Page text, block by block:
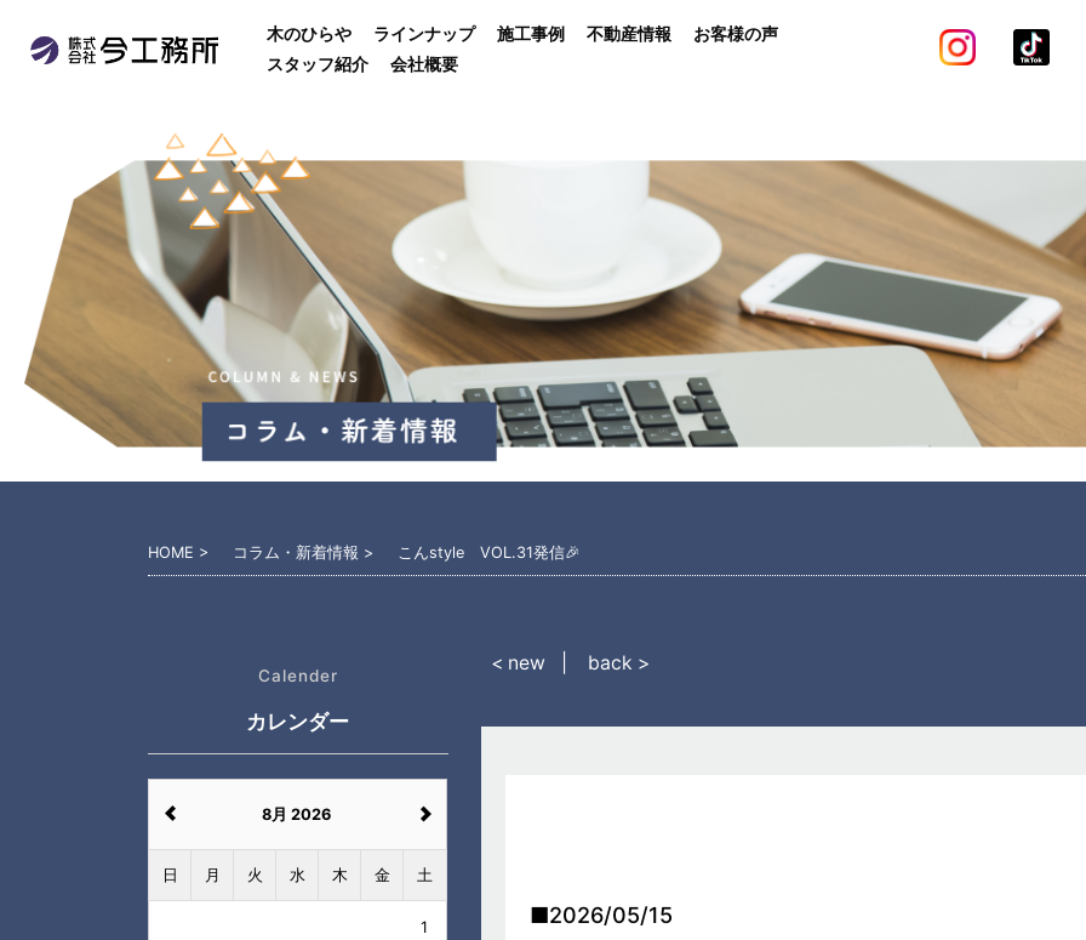
木のひらや ラインナップ 施工事例 不動産情報
お客様の声
スタッフ紹介
会社概要
HOME コラム・新着情報 こんstyle VOL.31発信🎉
< new back >
2026/05/15
Calender
カレンダー
8月 2026
日 月 火 水 木 金 土
1